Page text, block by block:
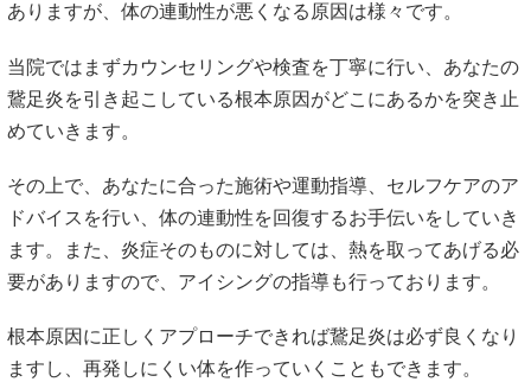
ありますが、体の連動性が悪くなる原因は様々です。
当院ではまずカウンセリングや検査を丁寧に行い、あなたの
鵞足炎を引き起こしている根本原因がどこにあるかを突き止
めていきます。
その上で、あなたに合った施術や運動指導、セルフケアのア
ドバイスを行い、体の連動性を回復するお手伝いをしていき
ます。また、炎症そのものに対しては、熱を取ってあげる必
要がありますので、アイシングの指導も行っております。
根本原因に正しくアプローチできれば鵞足炎は必ず良くなり
ますし、再発しにくい体を作っていくこともできます。